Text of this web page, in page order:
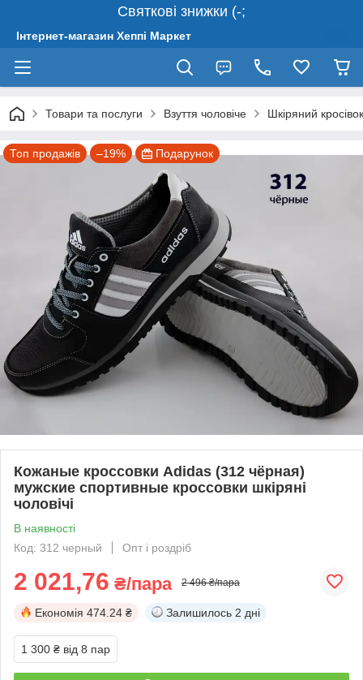
Святкові знижки (-;
Інтернет-магазин Хеппі Маркет
Товари та послуги Взуття чоловіче Шкіряний
Топ продажів –19% Подарунок
Кожаные кроссовки Adidas (312 чёрная)
мужские спортивные кроссовки шкіряні
чоловічі
В наявності
Код: 312 черный
Опт і роздріб
2 021,76 ₴/пара 2 496 ₴/пара
Економія 474.24 ₴ Залишилось 2 дні
1 300 ₴ від 8 пар